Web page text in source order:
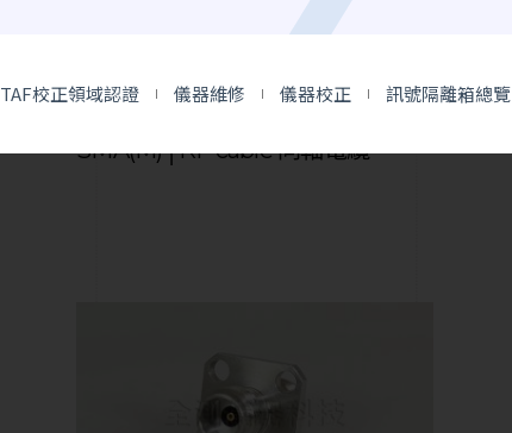
RF Cable | 同軸電纜
SMA(M)│RF cable 同軸電纜
TAF校正領域認證 儀器維修 儀器校正 訊號隔離箱總覽